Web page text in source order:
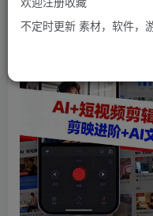
不定时更新 素材，软件，